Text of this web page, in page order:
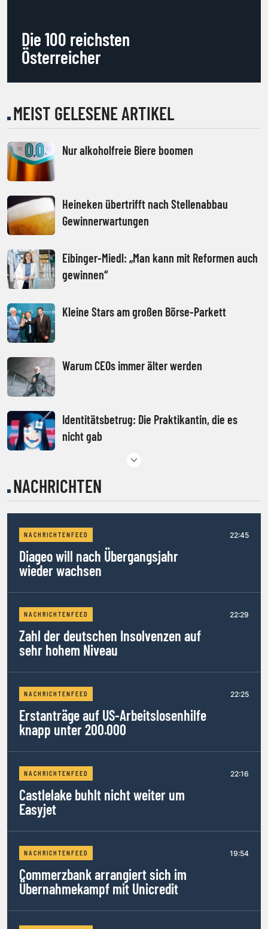
Die 100 reichsten
Österreicher
MEIST GELESENE ARTIKEL
Nur alkoholfreie Biere boomen
Heineken übertrifft nach Stellenabbau
Gewinnerwartungen
Eibinger-Miedl: „Man kann mit Reformen auch
gewinnen“
Kleine Stars am großen Börse-Parkett
Warum CEOs immer älter werden
Identitätsbetrug: Die Praktikantin, die es
nicht gab
Die reichsten 100 Österreicher
Neuer Mann im Pierer-Reich: Dealmaker
Zöchling
Antiquitätenhändler Hesz und Immo-Investor
al-Wazzan kaufen Pyramide
NACHRICHTEN
NACHRICHTENFEED
Diageo will nach Übergangsjahr
wieder wachsen
22:45
NACHRICHTENFEED
Zahl der deutschen Insolvenzen auf
sehr hohem Niveau
22:29
NACHRICHTENFEED
Erstanträge auf US-Arbeitslosenhilfe
knapp unter 200.000
22:25
NACHRICHTENFEED
Castlelake buhlt nicht weiter um
Easyjet
22:16
NACHRICHTENFEED
Commerzbank arrangiert sich im
Übernahmekampf mit Unicredit
19:54